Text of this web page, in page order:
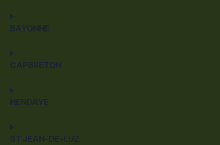
BAYONNE
CAPBRETON
HENDAYE
ST JEAN-DE-LUZ